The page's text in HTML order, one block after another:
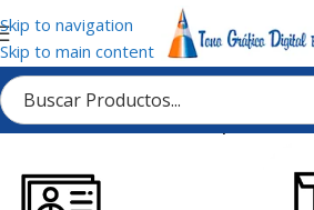
Skip to navigation
Skip to main content
Inicio/Tienda/Productos etiquetados